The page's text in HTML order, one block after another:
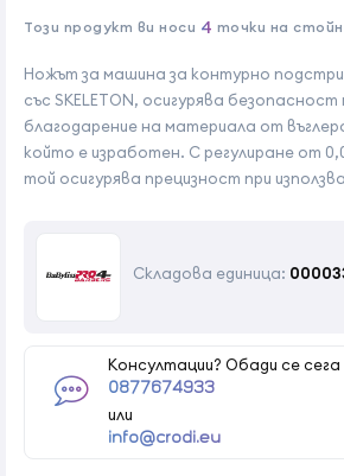
Ножът за машина за контурно
със SKELETON, осигурява безопасност
благодарение на материала от
който е изработен. С регулиране от
той осигурява прецизност при
Складова единица:
Консултации? Обади се сега
0877674933
или
info@crodi.eu
Този продукт ви носи 4 точки на